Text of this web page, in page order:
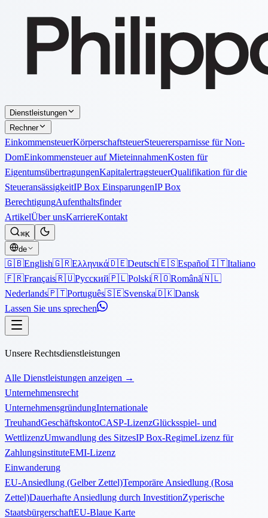
Dienstleistungen
Rechner
EinkommensteuerKörperschaftsteuerSteuerersparnisse für Non-
DomEinkommensteuer auf MieteinnahmenKosten für
EigentumsübertragungenKapitalertragsteuerQualifikation für die
SteueransässigkeitIP Box EinsparungenIP Box
BerechtigungAufenthaltsfinder
ArtikelÜber unsKarriereKontakt
⌘K
de
🇬🇧English🇬🇷Ελληνικά🇩🇪Deutsch🇪🇸Español🇮🇹Italiano
🇫🇷Français🇷🇺Русский🇵🇱Polski🇷🇴Română🇳🇱
Nederlands🇵🇹Português🇸🇪Svenska🇩🇰Dansk
Lassen Sie uns sprechen
Unsere Rechtsdienstleistungen
Alle Dienstleistungen anzeigen →
Unternehmensrecht
UnternehmensgründungInternationale
TreuhandGeschäftskontoCASP-LizenzGlücksspiel- und
WettlizenzUmwandlung des SitzesIP Box-RegimeLizenz für
ZahlungsinstituteEMI-Lizenz
Einwanderung
EU-Ansiedlung (Gelber Zettel)Temporäre Ansiedlung (Rosa
Zettel)Dauerhafte Ansiedlung durch InvestitionZyperische
StaatsbürgerschaftEU-Blaue Karte